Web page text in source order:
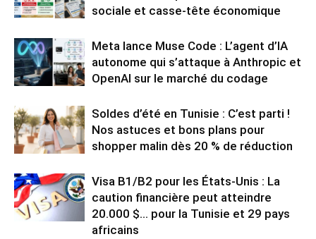
sociale et casse-tête économique
Meta lance Muse Code : L’agent d’IA
autonome qui s’attaque à Anthropic et
OpenAI sur le marché du codage
Soldes d’été en Tunisie : C’est parti !
Nos astuces et bons plans pour
shopper malin dès 20 % de réduction
Visa B1/B2 pour les États-Unis : La
caution financière peut atteindre
20.000 $… pour la Tunisie et 29 pays
africains